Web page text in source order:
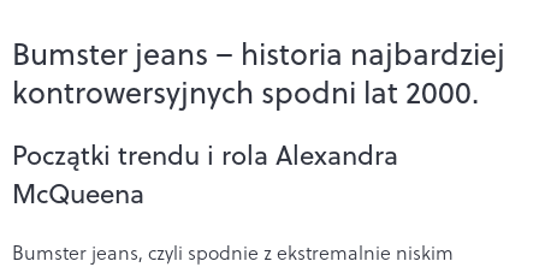
Bumster jeans – historia najbardziej
kontrowersyjnych spodni lat 2000.
Początki trendu i rola Alexandra
McQueena
Bumster jeans, czyli spodnie z ekstremalnie niskim